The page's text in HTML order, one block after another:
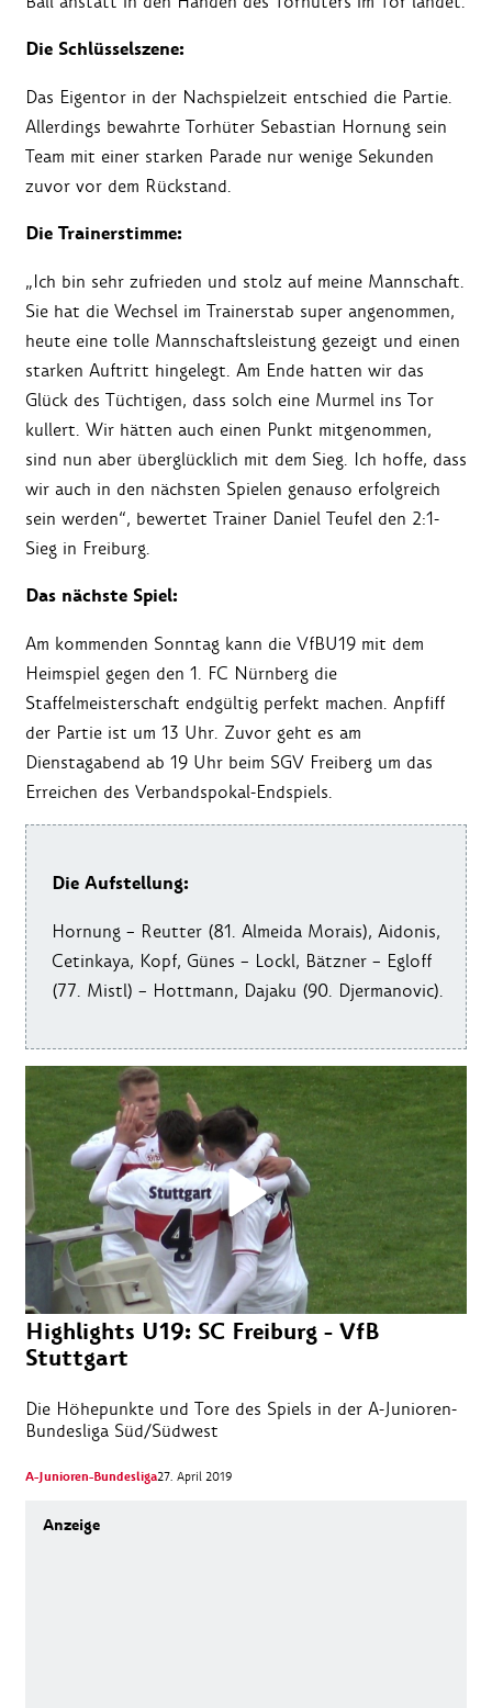
Die Schlüsselszene:
Das Eigentor in der Nachspielzeit entschied die Partie.
Allerdings bewahrte Torhüter Sebastian Hornung sein
Team mit einer starken Parade nur wenige Sekunden
zuvor vor dem Rückstand.
Die Trainerstimme:
„Ich bin sehr zufrieden und stolz auf meine Mannschaft.
Sie hat die Wechsel im Trainerstab super angenommen,
heute eine tolle Mannschaftsleistung gezeigt und einen
starken Auftritt hingelegt. Am Ende hatten wir das
Glück des Tüchtigen, dass solch eine Murmel ins Tor
kullert. Wir hätten auch einen Punkt mitgenommen,
sind nun aber überglücklich mit dem Sieg. Ich hoffe, dass
wir auch in den nächsten Spielen genauso erfolgreich
sein werden“, bewertet Trainer Daniel Teufel den 2:1-
Sieg in Freiburg.
Das nächste Spiel:
Am kommenden Sonntag kann die VfBU19 mit dem
Heimspiel gegen den 1. FC Nürnberg die
Staffelmeisterschaft endgültig perfekt machen. Anpfiff
der Partie ist um 13 Uhr. Zuvor geht es am
Dienstagabend ab 19 Uhr beim SGV Freiberg um das
Erreichen des Verbandspokal-Endspiels.
Die Aufstellung:
Hornung – Reutter (81. Almeida Morais), Aidonis,
Cetinkaya, Kopf, Günes – Lockl, Bätzner – Egloff
(77. Mistl) – Hottmann, Dajaku (90. Djermanovic).
Highlights U19: SC Freiburg - VfB
Stuttgart
Die Höhepunkte und Tore des Spiels in der A-Junioren-
Bundesliga Süd/Südwest
A-Junioren-Bundesliga27. April 2019